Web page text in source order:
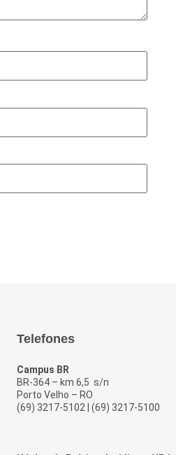
Telefones
Campus BR
BR-364 – km 6,5 s/n
Porto Velho – RO
(69) 3217-5102 | (69) 3217-5100